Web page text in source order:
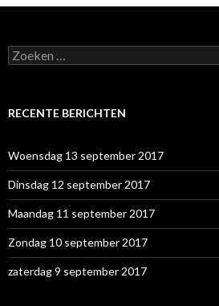
Z
o
e
a
a
r
:
RECENTE BERICHTEN
Woensdag 13 september 2017
Dinsdag 12 september 2017
Maandag 11 september 2017
Zondag 10 september 2017
zaterdag 9 september 2017